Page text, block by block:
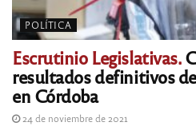
POLÍTICA
Escrutinio Legislativas.
resultados definitivos
en Córdoba
24 de noviembre de 2021